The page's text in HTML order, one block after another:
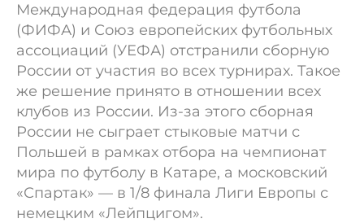
Международная федерация футбола
(ФИФА) и Союз европейских футбольных
ассоциаций (УЕФА) отстранили сборную
России от участия во всех турнирах. Такое
же решение принято в отношении всех
клубов из России. Из-за этого сборная
России не сыграет стыковые матчи с
Польшей в рамках отбора на чемпионат
мира по футболу в Катаре, а московский
«Спартак» — в 1/8 финала Лиги Европы с
немецким «Лейпцигом».